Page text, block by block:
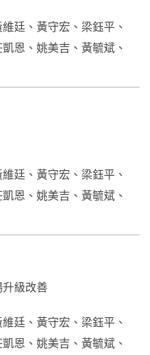
廷、黃守宏、梁鈺平、
恩、姚美吉、黃毓斌、
廷、黃守宏、梁鈺平、
恩、姚美吉、黃毓斌、
升級改善
廷、黃守宏、梁鈺平、
恩、姚美吉、黃毓斌、